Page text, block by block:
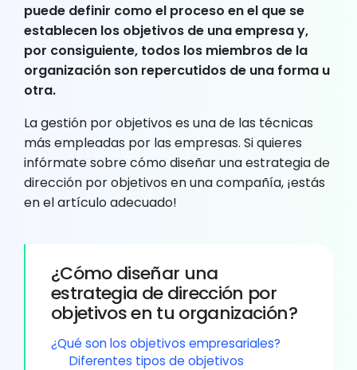
puede definir como el proceso en el que se
establecen los objetivos de una empresa y,
por consiguiente, todos los miembros de la
organización son repercutidos de una forma u
otra.
La gestión por objetivos es una de las técnicas
más empleadas por las empresas. Si quieres
infórmate sobre cómo diseñar una estrategia de
dirección por objetivos en una compañía, ¡estás
en el artículo adecuado!
¿Cómo diseñar una
estrategia de dirección por
objetivos en tu organización?
¿Qué son los objetivos empresariales?
Diferentes tipos de objetivos